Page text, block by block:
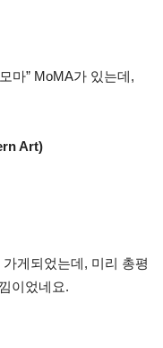
마” MoMA가 있는데,
Art)
게되었는데, 미리 총평
이었네요.